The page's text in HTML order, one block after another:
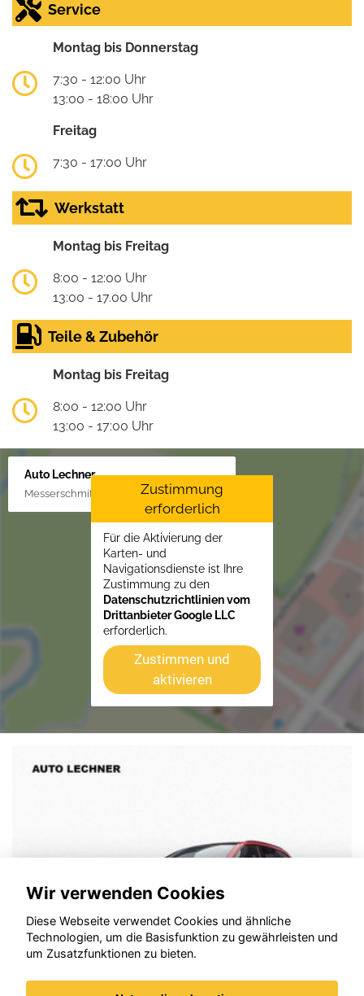
Service
Montag bis Donnerstag
7:30 - 12:00 Uhr
13:00 - 18:00 Uhr
Freitag
7:30 - 17:00 Uhr
Werkstatt
Montag bis Freitag
8:00 - 12:00 Uhr
13:00 - 17.00 Uhr
Teile & Zubehör
Montag bis Freitag
8:00 - 12:00 Uhr
13:00 - 17:00 Uhr
Auto Lechner
Messerschmittstr. 4, 86453 Dasing/Lindl
Zustimmung
erforderlich
Für die Aktivierung der
Karten- und
Navigationsdienste ist Ihre
Zustimmung zu den
Datenschutzrichtlinien vom
Drittanbieter Google LLC
erforderlich.
Zustimmen und
aktivieren
Wir verwenden Cookies
Diese Webseite verwendet Cookies und ähnliche
Technologien, um die Basisfunktion zu gewährleisten und
um Zusatzfunktionen zu bieten.